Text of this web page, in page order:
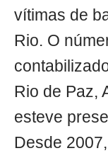
vítimas de
Rio. O
Rio de Paz,
esteve
Desde